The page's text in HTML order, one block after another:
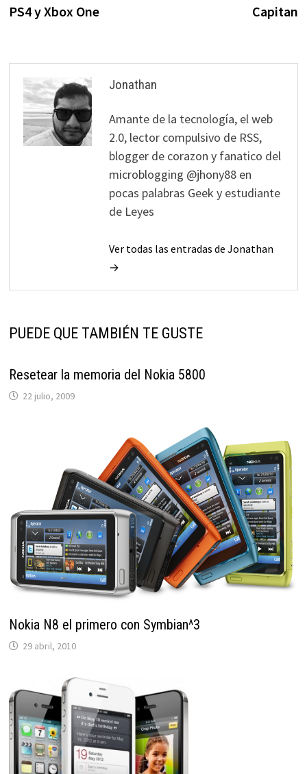
PS4 y Xbox One
Capitan
Jonathan
Amante de la tecnología, el web
2.0, lector compulsivo de RSS,
blogger de corazon y fanatico del
microblogging @jhony88 en
pocas palabras Geek y estudiante
de Leyes
Ver todas las entradas de Jonathan
→
PUEDE QUE TAMBIÉN TE GUSTE
Resetear la memoria del Nokia 5800
22 julio, 2009
Nokia N8 el primero con Symbian^3
29 abril, 2010